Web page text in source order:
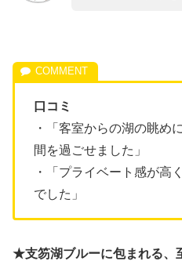
口コミ
・「客室からの湖の眺め
間を過ごせました」
・「プライベート感が高
でした」
★支笏湖ブルーに包まれる、